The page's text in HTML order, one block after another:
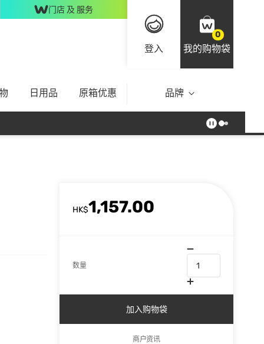
门店 及 服务
登入
0
我的购物袋
日用品 原箱优惠 品牌
HK$1,157.00
数量
加入购物袋
商户资讯